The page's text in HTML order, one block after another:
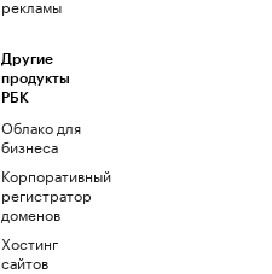
рекламы
Другие
продукты
РБК
Облако для
бизнеса
Корпоративный
регистратор
доменов
Хостинг
сайтов